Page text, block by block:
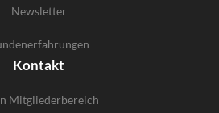
Newsletter
Kontakt
Mitgliederbereich